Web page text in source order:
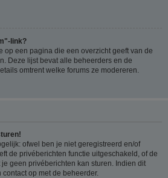
link?
op een pagina die een overzicht geeft van de
Deze lijst bevat alle beheerders en de
omtrent welke forums ze modereren.
ofwel ben je niet geregistreerd en/of
de privéberichten functie uitgeschakeld, of de
geen privéberichten kan sturen. Indien dit
op met de beheerder.